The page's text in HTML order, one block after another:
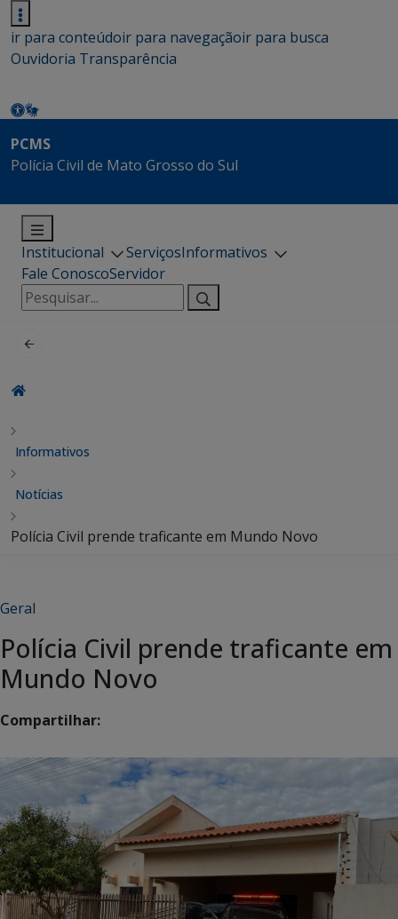
ir para conteúdoir para navegaçãoir para busca
Ouvidoria Transparência
PCMS
Polícia Civil de Mato Grosso do Sul
Institucional ServiçosInformativos
Fale ConoscoServidor
Pesquisar
por:
Informativos
Notícias
Polícia Civil prende traficante em Mundo Novo
Geral
Polícia Civil prende traficante em
Mundo Novo
Compartilhar: